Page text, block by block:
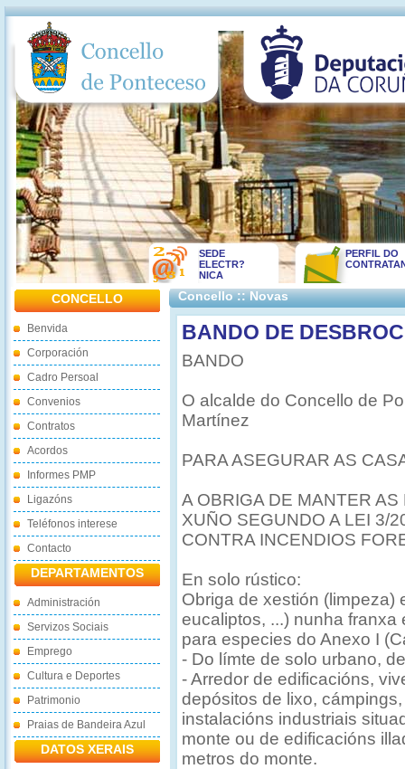
SEDE
ELECTR?
NICA
PERFIL DO
CONCELLO
Benvida
Corporación
Cadro Persoal
Convenios
Contratos
Acordos
Informes PMP
Ligazóns
Teléfonos interese
Contacto
DEPARTAMENTOS
Administración
Servizos Sociais
Emprego
Cultura e Deportes
Patrimonio
Praias de Bandeira Azul
DATOS XERAIS
Concello :: Novas
BANDO DE
BANDO
O alcalde do Concello de
Martínez
PARA ASEGURAR AS
A OBRIGA DE MANTER
XUÑO SEGUNDO A LEI 3/
CONTRA INCENDIOS
En solo rústico:
Obriga de xestión (limpeza)
eucaliptos, ...) nunha
para especies do Anexo I
- Do límte de solo urbano,
- Arredor de edificacións,
depósitos de lixo,
instalacións industriais
monte ou de edificacións
metros do monte.